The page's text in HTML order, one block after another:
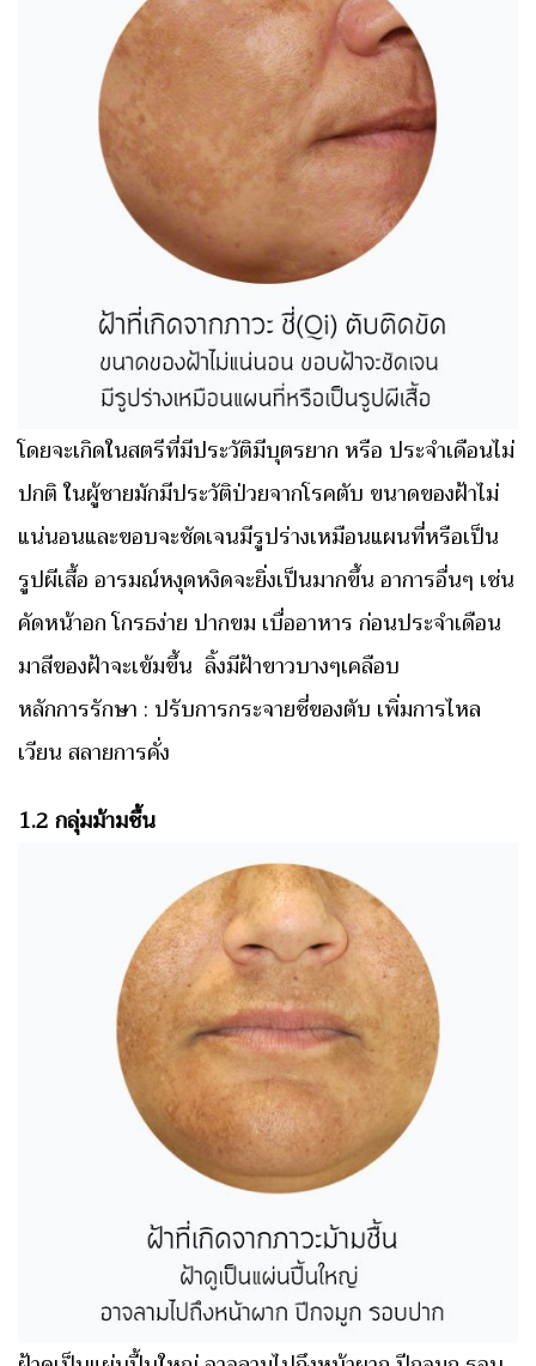
โดยจะเกิดในสตรีที่มีประวัติมีบุตรยาก หรือ ประจำเดือนไม่
ปกติ ในผู้ชายมักมีประวัติป่วยจากโรคตับ ขนาดของฝ้าไม่
แน่นอนและขอบจะชัดเจนมีรูปร่างเหมือนแผนที่หรือเป็น
รูปผีเสื้อ อารมณ์หงุดหงิดจะยิ่งเป็นมากขึ้น อาการอื่นๆ เช่น
คัดหน้าอก โกรธง่าย ปากขม เบื่ออาหาร ก่อนประจำเดือน
มาสีของฝ้าจะเข้มขึ้น ลิ้งมีฝ้าขาวบางๆเคลือบ
หลักการรักษา : ปรับการกระจายชี่ของตับ เพิ่มการไหล
เวียน สลายการคั่ง
1.2 กลุ่มม้ามชื้น